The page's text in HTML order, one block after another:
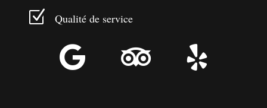
Z Qualité de service
  